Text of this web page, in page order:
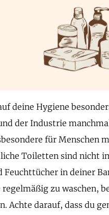
deine Hygiene
der Industrie
für Menschen
Toiletten sind nicht
in deiner
zu waschen,
Achte darauf, dass du